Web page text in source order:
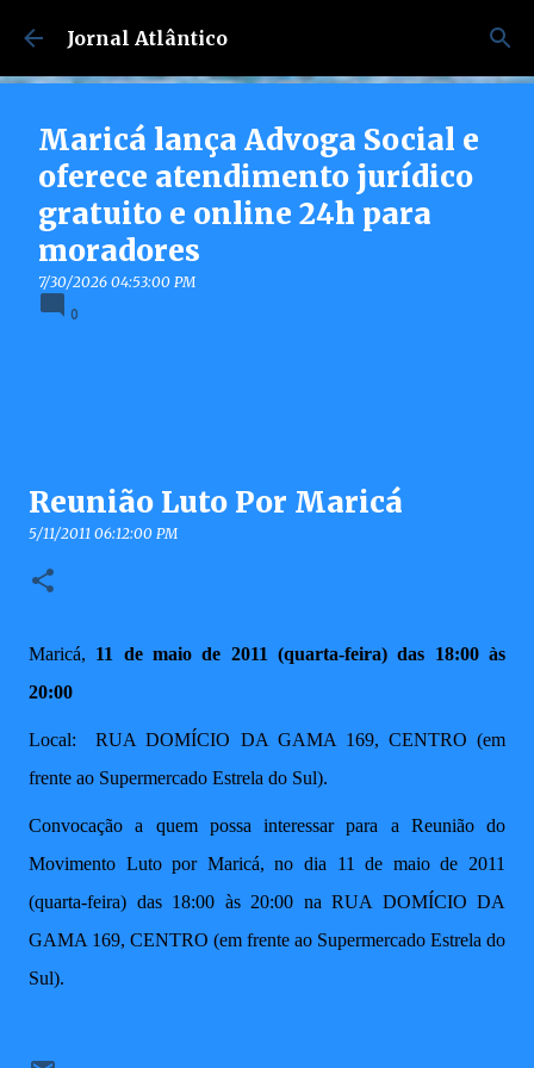
Pular para o conteúdo principal
Jornal Atlântico
Maricá lança Advoga Social e
oferece atendimento jurídico
gratuito e online 24h para
moradores
7/30/2026 04:53:00 PM
0
Reunião Luto Por Maricá
5/11/2011 06:12:00 PM
Maricá, 11 de maio de 2011 (quarta-feira) das 18:00 às
20:00
Local:
RUA DOMÍCIO DA GAMA 169, CENTRO (em
frente ao Supermercado Estrela do Sul).
Convocação a quem possa interessar para a Reunião do
Movimento Luto por Maricá, no dia 11 de maio de 2011
(quarta-feira) das 18:00 às 20:00 na RUA DOMÍCIO DA
GAMA 169, CENTRO (em frente ao Supermercado Estrela do
Sul).